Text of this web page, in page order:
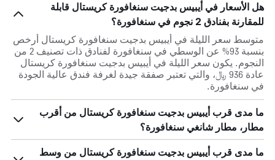
هل الأسعار في أيبيس بدجيت سنغافورة كريستال قابلة
للمقارنة بفنادق 2 نجوم في سنغافورة؟
متوسط سعر الليلة في أيبيس بدجيت سنغافورة كريستال أرخص
بنسبة 93% عن الوسطي في سنغافورة لفنادق ذات تصنيف 2 من
النجوم. يكون سعر الليلة في أيبيس بدجيت سنغافورة كريستال
عادة 936 ﷼، والتي تعتبر صفقة جيدة لغرفة فندق عالية الجودة
في سنغافورة.
ما مدى قرب أيبيس بدجيت سنغافورة كريستال من أقرب
مطار، مطار شانغي سنغافورة؟
ما مدى قرب أيبيس بدجيت سنغافورة كريستال من وسط